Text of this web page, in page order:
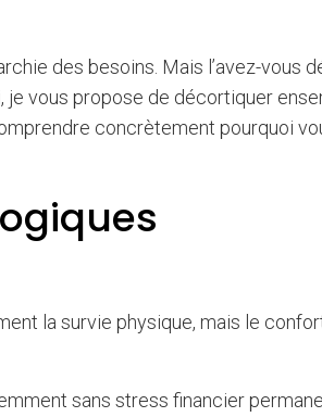
des besoins. Mais l’avez-vous
je vous propose de décortiquer
concrètement pourquoi
la survie physique, mais le
sans stress financier